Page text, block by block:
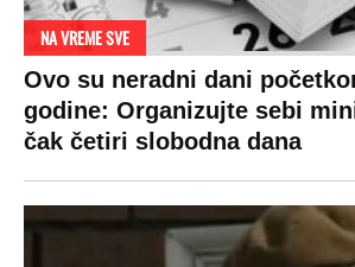
koštaju 100 evra, a neke i